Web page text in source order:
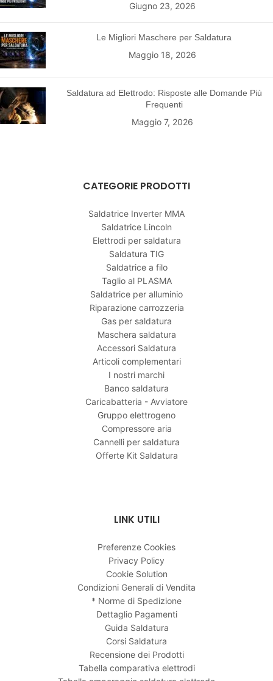
Giugno 23, 2026
Le Migliori Maschere per Saldatura
Maggio 18, 2026
Saldatura ad Elettrodo: Risposte alle Domande Più
Frequenti
Maggio 7, 2026
CATEGORIE PRODOTTI
Saldatrice Inverter MMA
Saldatrice Lincoln
Elettrodi per saldatura
Saldatura TIG
Saldatrice a filo
Taglio al PLASMA
Saldatrice per alluminio
Riparazione carrozzeria
Gas per saldatura
Maschera saldatura
Accessori Saldatura
Articoli complementari
I nostri marchi
Banco saldatura
Caricabatteria - Avviatore
Gruppo elettrogeno
Compressore aria
Cannelli per saldatura
Offerte Kit Saldatura
LINK UTILI
Preferenze Cookies
Privacy Policy
Cookie Solution
Condizioni Generali di Vendita
* Norme di Spedizione
Dettaglio Pagamenti
Guida Saldatura
Corsi Saldatura
Recensione dei Prodotti
Tabella comparativa elettrodi